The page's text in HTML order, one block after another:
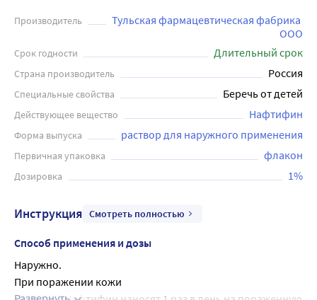
Производитель
Тульская фармацевтическая фабрика
ООО
Срок годности Длительный срок
Страна производитель Россия
Специальные свойства Беречь от детей
Действующее вещество Нафтифин
Форма выпуска раствор для наружного применения
Первичная упаковка флакон
Дозировка 1%
Инструкция Смотреть полностью
Способ применения и дозы
Наружно.
При поражении кожи